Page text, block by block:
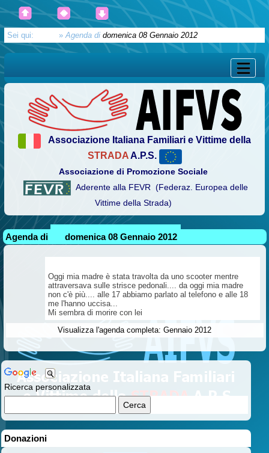
Sei qui: »Agenda di domenica 08 Gennaio 2012
Associazione Italiana Familiari e Vittime della
STRADAA.P.S.
Associazione di Promozione Sociale
Aderente alla FEVR (Federaz. Europea delle
Vittime della Strada)
Ricerca personalizzata
Donazioni
Agenda di domenica 08 Gennaio 2012
Oggi mia madre è stata travolta da uno scooter mentre
attraversava sulle strisce pedonali.... da oggi mia madre
non c'è più.... alle 17 abbiamo parlato al telefono e alle 18
me l'hanno uccisa...
Mi sembra di morire con lei
Visualizza l'agenda completa: Gennaio 2012